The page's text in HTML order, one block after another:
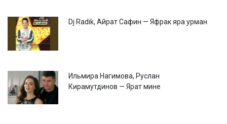
Dj Radik, Айрат Сафин — Яфрак яра урман
Ильмира Нагимова, Руслан
Кирамутдинов — Ярат мине